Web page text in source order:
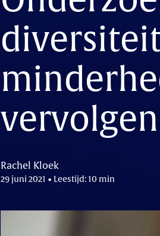
Rachel Kloek
29 juni 2021 • Leestijd: 10 min